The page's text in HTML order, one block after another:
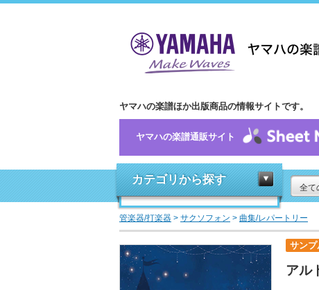
ヤマハの楽譜ほか出版商品の情報サイトです。
ヤマハの楽譜通販サイト
カテゴリから探す
全て
管楽器/打楽器 > サクソフォン > 曲集/レパートリー
サンプ
アル